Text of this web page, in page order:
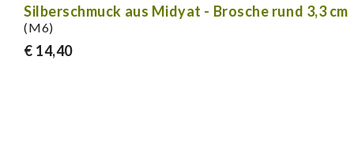
Silberschmuck aus Midyat - Brosche rund 3,3 cm
(M6)
€ 14,40